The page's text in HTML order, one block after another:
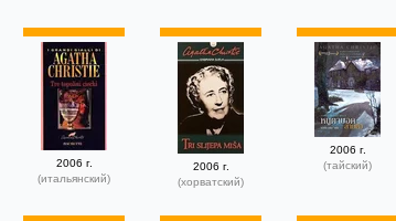
2006 г.
(итальянский)
2006 г.
(хорватский)
2006 г.
(тайский)